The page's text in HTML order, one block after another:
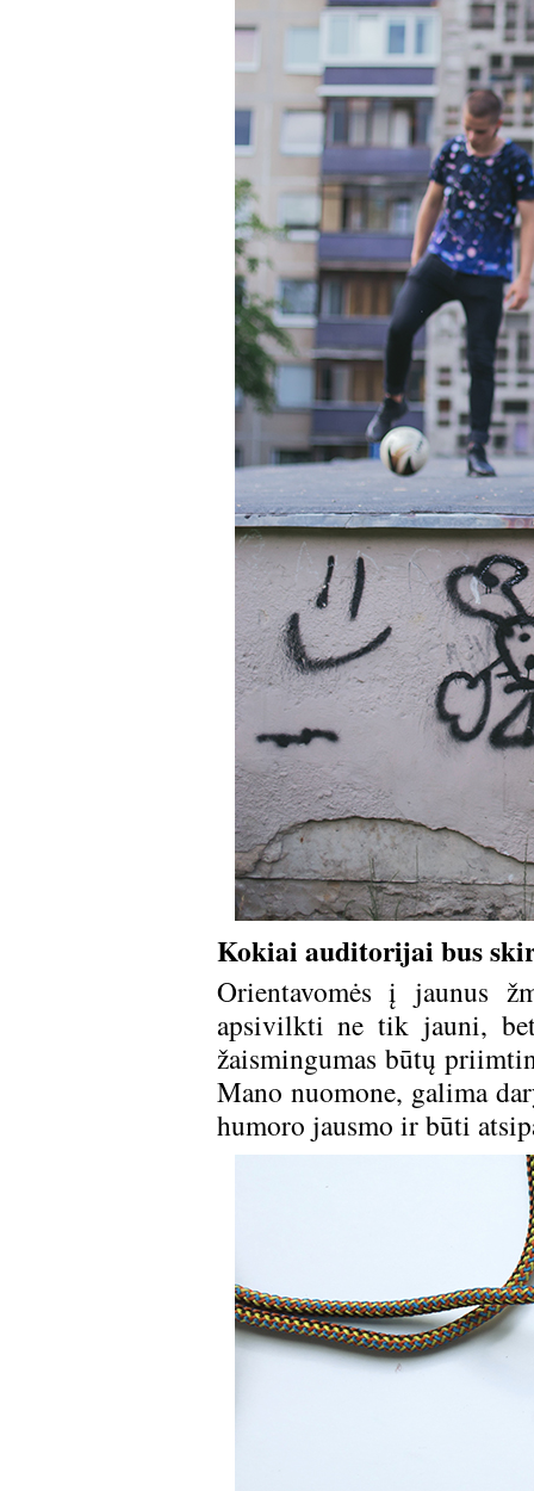
Kokiai auditorijai bus
Orientavomės į jaunus
apsivilkti ne tik jauni,
žaismingumas būtų
Mano nuomone, galima
humoro jausmo ir būti